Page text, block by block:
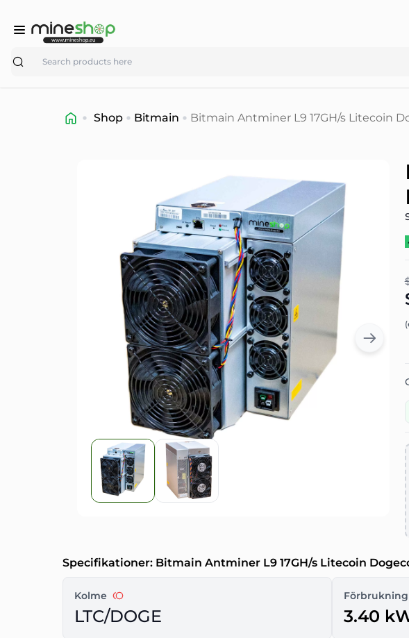
Search
Shop Bitmain Bitmain Antminer L9 17GH/s Litecoin
Specifikationer: Bitmain Antminer L9 17GH/s Litecoin
Kolme
LTC/DOGE
Förbrukning
3.40